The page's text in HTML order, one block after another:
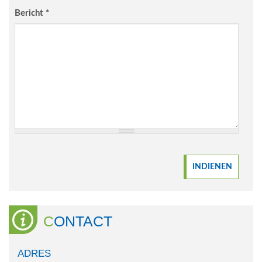
Bericht *
INDIENEN
CONTACT
ADRES